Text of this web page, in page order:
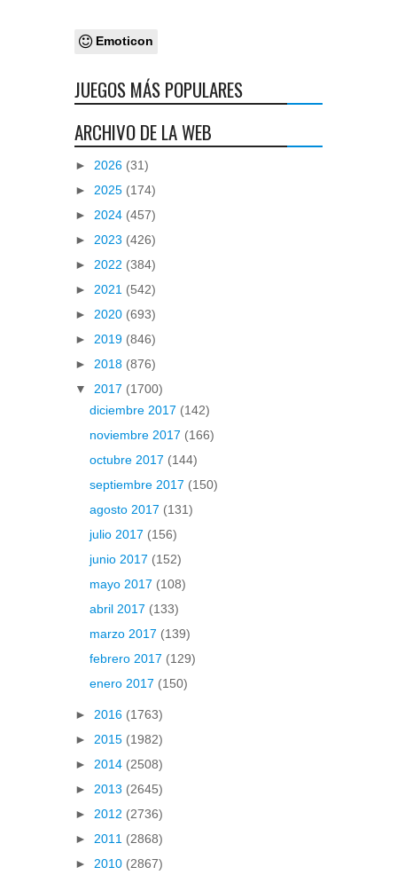
Emoticon
JUEGOS MÁS POPULARES
ARCHIVO DE LA WEB
► 2026 (31)
► 2025 (174)
► 2024 (457)
► 2023 (426)
► 2022 (384)
► 2021 (542)
► 2020 (693)
► 2019 (846)
► 2018 (876)
▼ 2017 (1700)
diciembre 2017 (142)
noviembre 2017 (166)
octubre 2017 (144)
septiembre 2017 (150)
agosto 2017 (131)
julio 2017 (156)
junio 2017 (152)
mayo 2017 (108)
abril 2017 (133)
marzo 2017 (139)
febrero 2017 (129)
enero 2017 (150)
► 2016 (1763)
► 2015 (1982)
► 2014 (2508)
► 2013 (2645)
► 2012 (2736)
► 2011 (2868)
► 2010 (2867)